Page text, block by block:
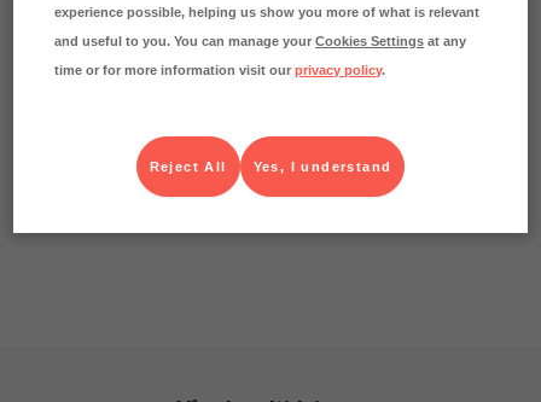
experience possible, helping us show you more of what is relevant
and useful to you. You can manage yourCookies Settings at any
time or for more information visit ourprivacy policy.
Yes, I understand
Reject All